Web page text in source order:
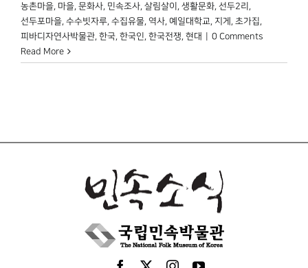
농촌마을 마을 문화사 민속조사 살림살이 생활문화 선두2리
선두포마을 수수빗자루 수집유물 역사 예일대학교 지게 초가집
피바디자연사박물관 한국 한국인 한국전쟁 현대
0 Comments
Read More